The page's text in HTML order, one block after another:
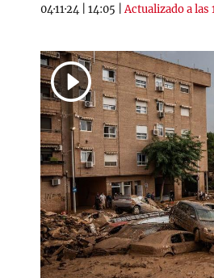
04·11·24 14:05 |Actualizado a las